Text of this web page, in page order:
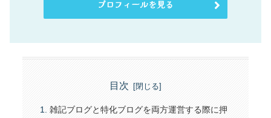
プロフィールを見る
目次
雑記ブログと特化ブログを両方運営する際に押